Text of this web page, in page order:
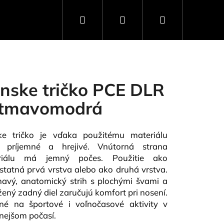
Hľadať PrihlásenieNákupný
tričko PCE DLR
tričko je vďaka použitému materiálu
príjemné a hrejivé. Vnútorná strana
má jemný počes. Použitie ako
prvá vrstva alebo ako druhá vrstva.
anatomický strih s plochými švami a
zadný diel zaručujú komfort pri nosení.
na športové i voľnočasové aktivity v
počasí.
Nasledujúce